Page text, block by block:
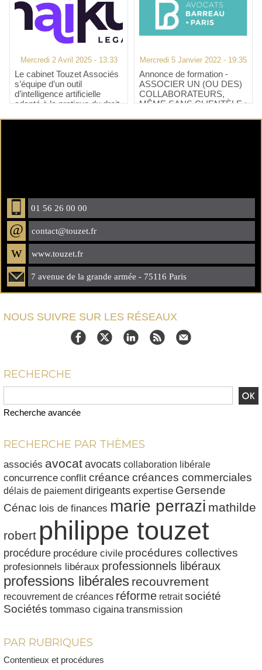
Mercredi 2 Avril 2025 - 13:33
​Le cabinet Touzet Associés
s’équipe d’un outil
d’intelligence artificielle
adapté à la pratique du droit.
Mercredi 5 Janvier 2022 - 19:35
Annonce de formation -
ASSOCIER UN (OU DES)
COLLABORATEURS,
MÊME SANS CLIENTÈLE :
01 56 26 00 00
@ contact@touzet.fr
w www.touzet.fr
7 avenue de la grande armée - 75116 Paris
NOUS SUIVRE SUR LES RÉSEAUX
RECHERCHE
Recherche avancée
RECHERCHE PAR THÈMES
associés avocatavocats collaboration libérale
concurrence conflit créance créances commerciales
délais de paiement dirigeants expertise Gersende
Cénac lois de finances marie perrazi mathilde
robert philippe touzet
procédure procédure civile procédures collectives
profesionnels libéraux professionnels libéraux
professions libérales recouvrement
recouvrement de créances réforme retrait société
Sociétés tommaso cigaina transmission
PAR RUBRIQUES
Contentieux et procédures